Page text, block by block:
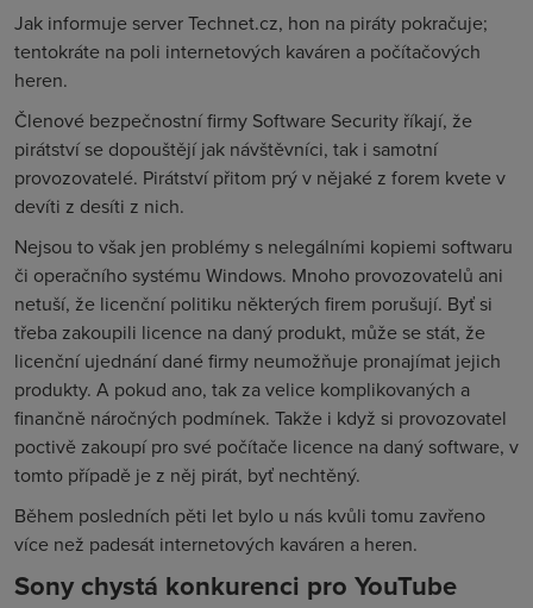
Jak informuje server Technet.cz, hon na piráty pokračuje;
tentokráte na poli internetových kaváren a počítačových
heren.
Členové bezpečnostní firmy Software Security říkají, že
pirátství se dopouštějí jak návštěvníci, tak i samotní
provozovatelé. Pirátství přitom prý v nějaké z forem kvete v
devíti z desíti z nich.
Nejsou to však jen problémy s nelegálními kopiemi softwaru
či operačního systému Windows. Mnoho provozovatelů ani
netuší, že licenční politiku některých firem porušují. Byť si
třeba zakoupili licence na daný produkt, může se stát, že
licenční ujednání dané firmy neumožňuje pronajímat jejich
produkty. A pokud ano, tak za velice komplikovaných a
finančně náročných podmínek. Takže i když si provozovatel
poctivě zakoupí pro své počítače licence na daný software, v
tomto případě je z něj pirát, byť nechtěný.
Během posledních pěti let bylo u nás kvůli tomu zavřeno
více než padesát internetových kaváren a heren.
Sony chystá konkurenci pro YouTube